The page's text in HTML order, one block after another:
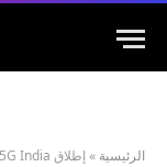
الرئيسية » إطلاق POCO M6 Plus 5G India على البطاقات؛ الجدول الزمني المتوقع والميزات